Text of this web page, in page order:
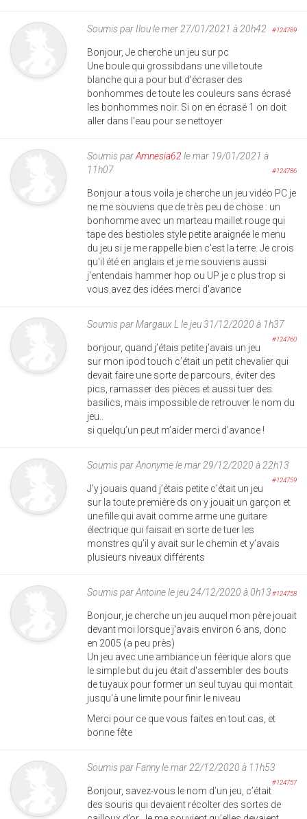
Soumis par Iloule mer 27/01/2021 à 20h42 #124789
Bonjour, Je cherche un jeu sur pc
Une boule qui grossibdans une ville toute
blanche qui a pour but d'écraser des
bonhommes de toute les couleurs sans écrasé
les bonhommes noir. Si on en écrasé 1 on doit
aller dans l'eau pour se nettoyer
Soumis parAmnesia62 le mar 19/01/2021 à
11h07
#124786
Bonjour a tous voila je cherche un jeu vidéo PC je
ne me souviens que de très peu de chose : un
bonhomme avec un marteau maillet rouge qui
tape des bestioles style petite araignée le menu
du jeu si je me rappelle bien c'est la terre. Je crois
qu'il été en anglais et je me souviens aussi
j'entendais hammer hop ou UP je c plus trop si
vous avez des idées merci d'avance
Soumis parMargaux L le jeu 31/12/2020 à 1h37
#124760
bonjour, quand j’étais petite j’avais un jeu
sur mon ipod touch c’était un petit chevalier qui
devait faire une sorte de parcours, éviter des
pics, ramasser des pièces et aussi tuer des
basilics, mais impossible de retrouver le nom du
jeu..
si quelqu’un peut m’aider merci d’avance !
Soumis parAnonymele mar 29/12/2020 à 22h13
#124759
J’y jouais quand j’étais petite c’était un jeu
sur la toute première ds on y jouait un garçon et
une fille qui avait comme arme une guitare
électrique qui faisait en sorte de tuer les
monstres qu’il y avait sur le chemin et y’avais
plusieurs niveaux différents
Soumis parAntoinele jeu 24/12/2020 à 0h13#124758
Bonjour, je cherche un jeu auquel mon père jouait
devant moi lorsque j'avais environ 6 ans, donc
en 2005 (a peu près)
Un jeu avec une ambiance un féerique alors que
le simple but du jeu était d'assembler des bouts
de tuyaux pour former un seul tuyau qui montait
jusqu'à une limite pour finir le niveau
Merci pour ce que vous faites en tout cas, et
bonne fête
Soumis parFannyle mar 22/12/2020 à 11h53
#124757
Bonjour, savez-vous le nom d’un jeu, c’était
des souris qui devaient récolter des sortes de